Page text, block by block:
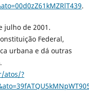
.
julho de 2001.
Federal,
urbana e dá outras
atos/?